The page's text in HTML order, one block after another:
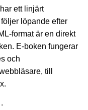
ett linjärt
löpande efter
format är en direkt
E-boken fungerar
och
till
i nytt fönster
.